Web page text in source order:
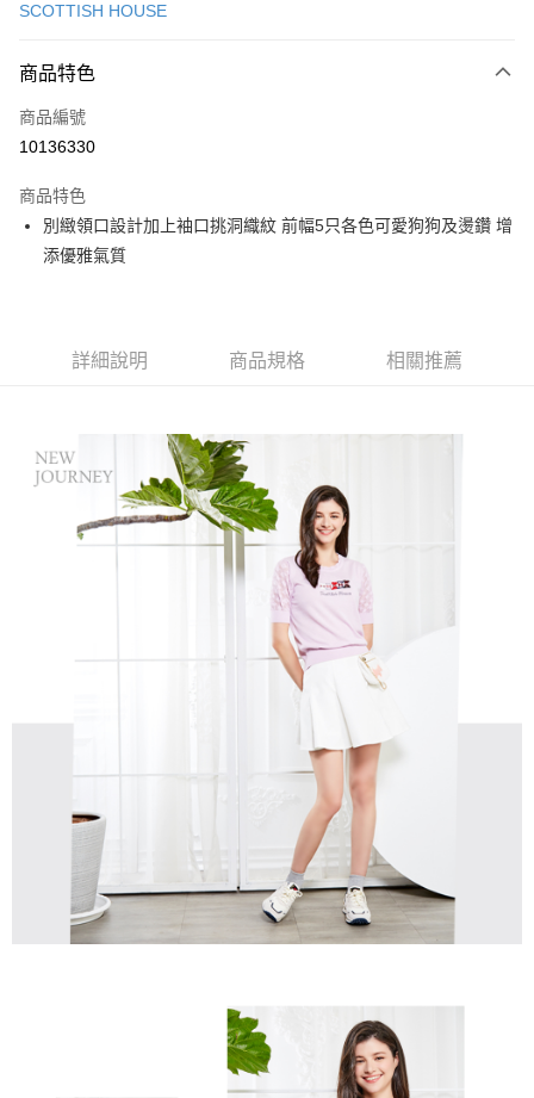
LINE Pay
Apple Pay
悠遊付
大哥付你分期
2.付款方式選擇「大哥付你分期」，訂單成立後會自動跳轉到大哥付的交易
流程，驗證手機門號後，選擇欲分期的期數、繳款截止日，確認付款後即完
4.訂單成立30分鐘內，如未前往確認交易或遇審核未通過，訂單將自動取
消。如遇「轉專審核」未通過狀況，表示未達大哥付你分期系統評分，恕無
法說明評估內容。
【繳款方式說明】
1.分期款項不併入電信帳單，「大哥付你分期」於每月結算日後寄送繳費提
醒簡訊。
2.透過簡訊連結打開帳單後，可選擇「超商條碼／台灣大直營門市／銀行轉
帳／街口支付／iPASS MONEY」等通路繳費。
1.本服務係由「台灣大哥大股份有限公司」（以下簡稱本公司）所提供，讓
用戶於交易時，得透過本服務購買商品或服務，並由商店將買賣／分期付款
買賣價金債權讓與本公司後，依約使用本公司帳單繳交帳款。
2.基於同意付款使用「大哥付你分期」之契約關係目的，商店將以您的個人
資料（包含姓名、電話或地址）提供予台灣大哥大進項蒐集、處理及利用，
由本公司與您本人進行分期帳單所需資料之確認、核對及更正。
3.完整用戶服務條款，請詳閱以下連結：
https://oppay.tw/userRule
相關說明
１．簡單：不需註冊會員、不需綁卡、不需儲值。
２．便利：只要手機號碼，簡訊認證，即可結帳。
３．安心：先確認商品／服務後，再付款。
【「AFTEE先享後付」結帳流程】
１．於結帳方式選擇「AFTEE先享後付」後，將跳轉至「AFTEE先享後付」
結帳頁面，進行簡訊認證並確認金額後，即可完成結帳。
２．訂單成立數日內，您將收到繳費通知簡訊。
３．收到繳費通知簡訊後14天內，點擊此簡訊中的連結，可透過四大超商／
ATM／網路銀行／等多元方式進行付款，方視為交易完成。
※ 請注意：結帳手續完成當下不需立刻繳費，但若您需要取消訂單，請聯絡
購買商品的店家。未經商家同意取消之訂單仍視為有效，需透過AFTEE先享
※ 交易是否成功請以「AFTEE先享後付 」之結帳頁面顯示為準，若有關於
是否繳費成功／繳費後需取消欲退款等相關疑問，請聯繫「AFTEE先享後付
https://netprotections.freshdesk.com/support/home
【注意事項】
１．透過由恩沛科技股份有限公司提供之「AFTEE先享後付」服務完成之交
易，需依本服務之必要範圍內提供個人資料，並將交易相關給付款項請求債
權轉讓予恩沛科技股份有限公司。
２．關於個人資料處理事宜，請瀏覽以下網址：
https://aftee.tw/terms/#terms3
３．未成年的使用者請事先徵得法定代理人或監護人之同意方可使用
４．使用「AFTEE先享後付」時，將依據個別帳號之用戶狀況，依本公司即
時審查核予不同之上限額度；若仍有額度不足之情形，本公司將視審查結果
５．嚴禁一人註冊多個帳號或使用他人資訊註冊。若發現惡意使用之情形，
恩沛科技股份有限公司將有權停止該用戶之使用額度並採取法律行動。
運送方式
全家取貨付款
付款後7-11取貨
SCOTTISH HOUSE
商品特色
商品編號
10136330
商品特色
別緻領口設計加上袖口挑洞織紋 前幅5只各色可愛狗狗及燙鑽 增
添優雅氣質
詳細說明 商品規格 相關推薦